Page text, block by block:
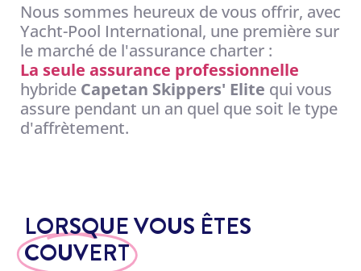
Nous sommes heureux de vous offrir, avec
Yacht-Pool International, une première sur
le marché de l'assurance charter :
La seule assurance professionnelle
hybride Capetan Skippers' Elite qui vous
assure pendant un an quel que soit le type
d'affrètement.
LORSQUE VOUS ÊTES
COUVERT